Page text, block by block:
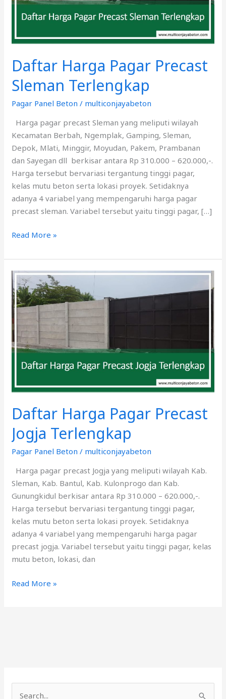
Daftar Harga Pagar Precast
Sleman Terlengkap
Pagar Panel Beton / multiconjayabeton
Harga pagar precast Sleman yang meliputi wilayah
Kecamatan Berbah, Ngemplak, Gamping, Sleman,
Depok, Mlati, Minggir, Moyudan, Pakem, Prambanan
dan Sayegan dll berkisar antara Rp 310.000 – 620.000,-.
Harga tersebut bervariasi tergantung tinggi pagar,
kelas mutu beton serta lokasi proyek. Setidaknya
adanya 4 variabel yang mempengaruhi harga pagar
precast sleman. Variabel tersebut yaitu tinggi pagar, […]
Read More »
Daftar Harga Pagar Precast
Jogja Terlengkap
Pagar Panel Beton / multiconjayabeton
Harga pagar precast Jogja yang meliputi wilayah Kab.
Sleman, Kab. Bantul, Kab. Kulonprogo dan Kab.
Gunungkidul berkisar antara Rp 310.000 – 620.000,-.
Harga tersebut bervariasi tergantung tinggi pagar,
kelas mutu beton serta lokasi proyek. Setidaknya
adanya 4 variabel yang mempengaruhi harga pagar
precast jogja. Variabel tersebut yaitu tinggi pagar, kelas
mutu beton, lokasi, dan
Daftar
Harga
Pagar
Precast
Jogja
Terlengkap
Read More »